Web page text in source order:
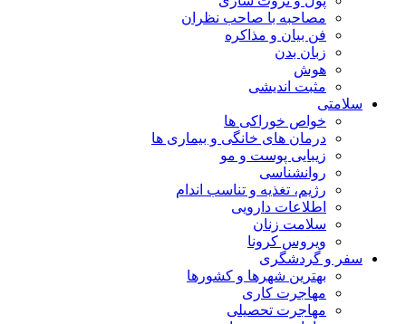
مصاحبه با صاحب نظران
فن بیان و مذاکره
زبان بدن
هوش
مثبت اندیشی
سلامتی
خواص خوراکی ها
درمان های خانگی و بیماری ها
زیبایی پوست و مو
روانشناسی
رژیم، تغذیه و تناسب اندام
اطلاعات دارویی
سلامت زنان
ویروس کرونا
سفر و گردشگری
بهترین شهرها و کشورها
مهاجرت کاری
مهاجرت تحصیلی